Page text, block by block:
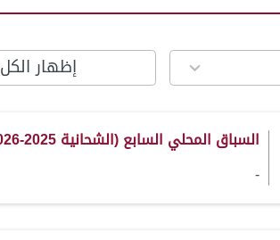
إظهار الكل
السباق المحلي السابع (الشحانية 2025-2026)
-